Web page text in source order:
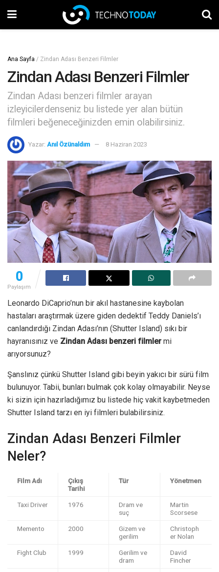
Ana Sayfa / Zindan Adası Benzeri Filmler
Zindan Adası Benzeri Filmler
Zindan Adası benzeri filmler arayan
izleyicilerdenseniz bu listede yer alan bütün
filmleri beğeneceğinizden emin olabilirsiniz.
Yazar: Anıl Özünaldım 8 Haziran 2023
0
Paylaşım
Leonardo DiCaprio’nun bir akıl hastanesine kaybolan
hastaları araştırmak üzere giden dedektif Teddy Daniels’ı
canlandırdığı Zindan Adası’nın (Shutter Island) sıkı bir
hayranısınız ve Zindan Adası benzeri filmlermi
arıyorsunuz?
Şanslınız çünkü Shutter Island gibi beyin yakıcı bir sürü film
bulunuyor. Tabii, bunları bulmak çok kolay olmayabilir. Neyse
ki sizin için hazırladığımız bu listede hiç vakit kaybetmeden
Shutter Island tarzı en iyi filmleri bulabilirsiniz.
Zindan Adası Benzeri Filmler
Neler?
Film Adı
Çıkış
Tarihi
Tür Yönetmen
Taxi Driver 1976
Dram ve
suç
Martin
Scorsese
Memento 2000
Gizem ve
gerilim
Christoph
er Nolan
Fight Club 1999
Gerilim ve
dram
David
Fincher